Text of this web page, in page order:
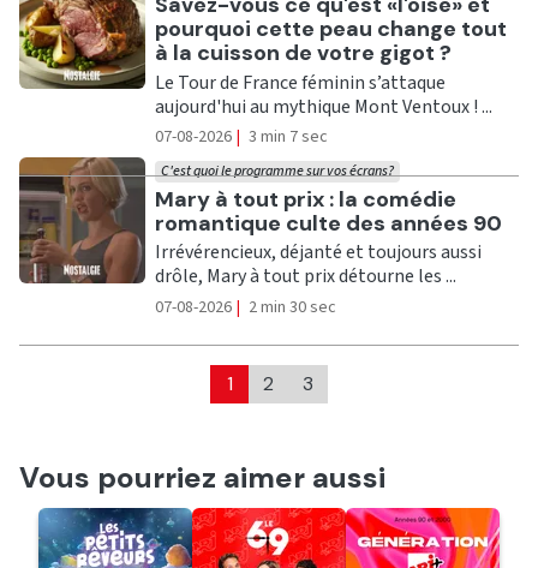
pourquoi cette peau change tout
à la cuisson de votre gigot ?
Le Tour de France féminin s’attaque
aujourd'hui au mythique Mont Ventoux ! ...
07-08-2026 | 3 min 7 sec
Ecouter
Mary à tout prix : la comédie
romantique culte des années 90
C'est quoi le programme sur vos écrans?
Irrévérencieux, déjanté et toujours aussi
drôle, Mary à tout prix détourne les ...
07-08-2026 | 2 min 30 sec
1 2 3
Vous pourriez aimer aussi